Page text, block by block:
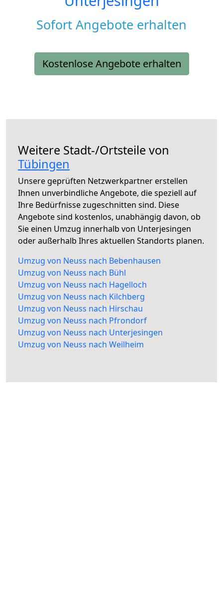
Sofort Angebote erhalten
Kostenlose Angebote erhalten
Weitere Stadt-/Ortsteile von
Tübingen
Unsere geprüften Netzwerkpartner erstellen
Ihnen unverbindliche Angebote, die speziell auf
Ihre Bedürfnisse zugeschnitten sind. Diese
Angebote sind kostenlos, unabhängig davon, ob
Sie einen Umzug innerhalb von Unterjesingen
oder außerhalb Ihres aktuellen Standorts planen.
Umzug von Neuss nach Bebenhausen
Umzug von Neuss nach Bühl
Umzug von Neuss nach Hagelloch
Umzug von Neuss nach Kilchberg
Umzug von Neuss nach Hirschau
Umzug von Neuss nach Pfrondorf
Umzug von Neuss nach Unterjesingen
Umzug von Neuss nach Weilheim